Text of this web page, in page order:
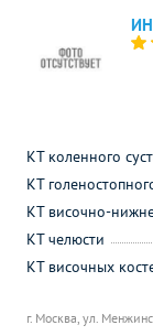
г. Москва, ул.
КТ коленного
КТ
КТ височно-
КТ челюсти
КТ височных